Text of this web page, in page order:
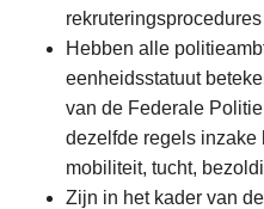
Hebben alle
eenheidsstatuut
van de Federale
dezelfde regels inzake
mobiliteit, tucht,
Zijn in het kader van